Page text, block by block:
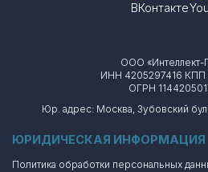
ООО «Интеллект-
ИНН 4205297416 КПП
ОГРН
Юр. адрес: Москва, Зубовский
ЮРИДИЧЕСКАЯ ИНФОРМАЦИЯ
Политика обработки персональных